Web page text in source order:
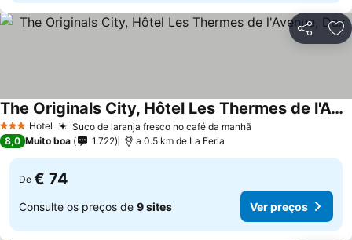
Partilhar
3 EstrelasHotel Suco de laranja fresco no café da manhã
The Originals City, Hôtel Les Thermes de l'Avenue, Dax
8,0 Muito boa 1.722 a 0.5 km de La Feria
De € 74
Consulte os preços de 9 sites Ver preços